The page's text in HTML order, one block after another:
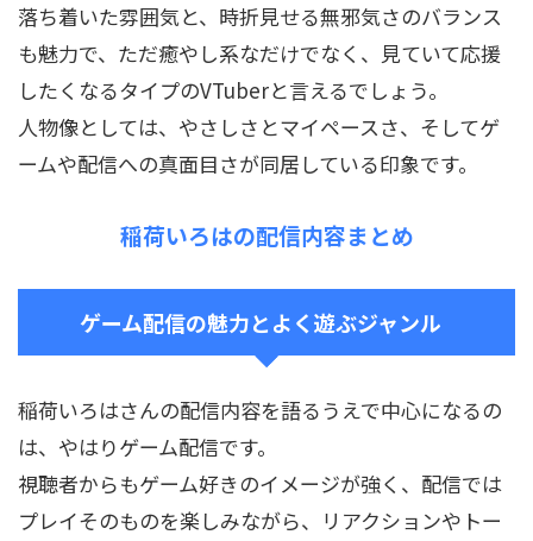
落ち着いた雰囲気と、時折見せる無邪気さのバランス
も魅力で、ただ癒やし系なだけでなく、見ていて応援
したくなるタイプのVTuberと言えるでしょう。
人物像としては、やさしさとマイペースさ、そしてゲ
ームや配信への真面目さが同居している印象です。
稲荷いろはの配信内容まとめ
ゲーム配信の魅力とよく遊ぶジャンル
稲荷いろはさんの配信内容を語るうえで中心になるの
は、やはりゲーム配信です。
視聴者からもゲーム好きのイメージが強く、配信では
プレイそのものを楽しみながら、リアクションやトー